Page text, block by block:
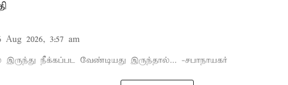
Aug 2026, 3:57 am
இருந்து நீக்கப்பட வேண்டியது இருந்தால்... -சபாநாயகர்